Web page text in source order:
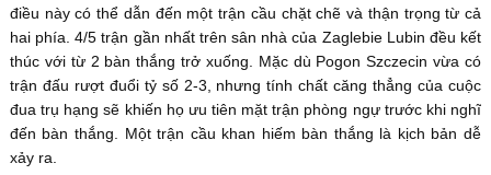
điều này có thể dẫn đến một trận cầu chặt chẽ và thận trọng từ cả
hai phía. 4/5 trận gần nhất trên sân nhà của Zaglebie Lubin đều kết
thúc với từ 2 bàn thắng trở xuống. Mặc dù Pogon Szczecin vừa có
trận đấu rượt đuổi tỷ số 2-3, nhưng tính chất căng thẳng của cuộc
đua trụ hạng sẽ khiến họ ưu tiên mặt trận phòng ngự trước khi nghĩ
đến bàn thắng. Một trận cầu khan hiếm bàn thắng là kịch bản dễ
xảy ra.